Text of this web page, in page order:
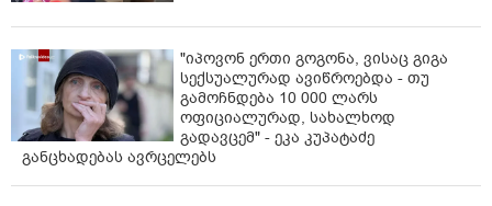
"იპოვონ ერთი გოგონა, ვისაც გიგა
სექსუალურად ავიწროებდა - თუ
გამოჩნდება 10 000 ლარს
ოფიციალურად, სახალხოდ
გადავცემ" - ეკა კუპატაძე
განცხადებას ავრცელებს